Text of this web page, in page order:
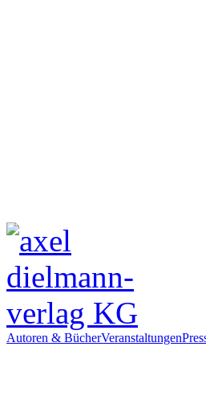
Autoren & BücherVeranstaltungen